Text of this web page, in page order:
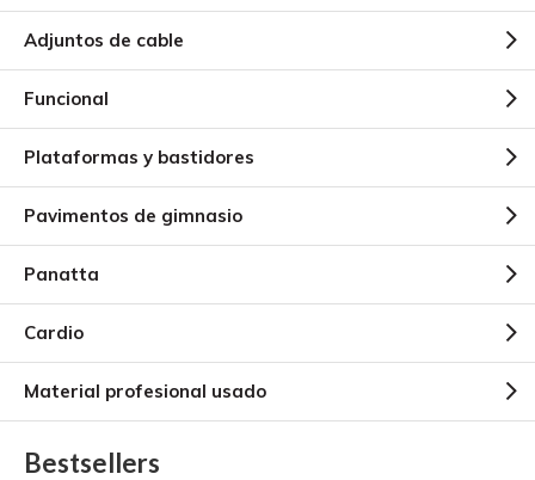
Adjuntos de cable
Funcional
Plataformas y bastidores
Pavimentos de gimnasio
Panatta
Cardio
Material profesional usado
Bestsellers